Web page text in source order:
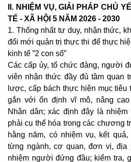
II. NHIỆM VỤ, GIẢI PHÁP CHỦ
TẾ - XÃ HỘI 5 NĂM 2026 - 2030
1. Thống nhất tư duy, nhận thức,
đổi mới quản trị thực thi để thực
kinh tế ”2 con số”
Các cấp ủy, tổ chức đảng, người
viên nhận thức đầy đủ tầm quan
lược, cấp bách thực hiện mục
gắn với ổn định vĩ mô, nâng
Nhân dân; xác định đây là nhiệm
phải cụ thể hóa trong các chương
hằng năm, có nhiệm vụ, kết
từng ngành, cơ quan, đơn vị, địa
nhiệm người đứng đầu; kiểm tra,